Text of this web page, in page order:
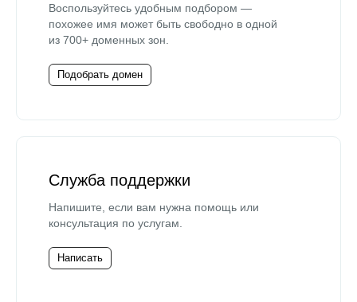
Воспользуйтесь удобным подбором —
похожее имя может быть свободно в одной
из 700+ доменных зон.
Подобрать домен
Служба поддержки
Напишите, если вам нужна помощь или
консультация по услугам.
Написать